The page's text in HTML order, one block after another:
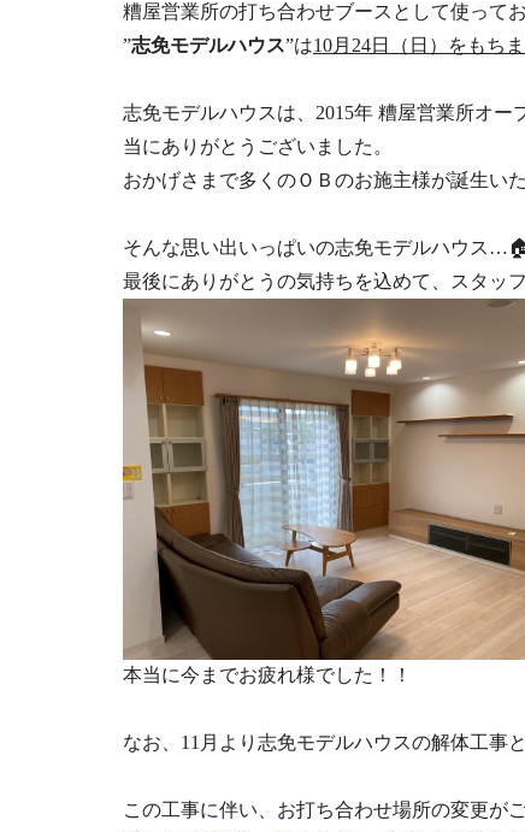
糟屋営業所の打ち合わせブースとして使って
”志免モデルハウス”は10月24日（日）をもち
志免モデルハウスは、2015年 糟屋営業所オ
当にありがとうございました。
おかげさまで多くのＯＢのお施主様
そんな思い出いっぱいの志免モデルハウス
最後にありがとうの気持ちを込めて、スタッ
本当に今までお疲れ様でした！
なお、11月より志免モデルハウスの解
この工事に伴い、お打ち合わせ場所